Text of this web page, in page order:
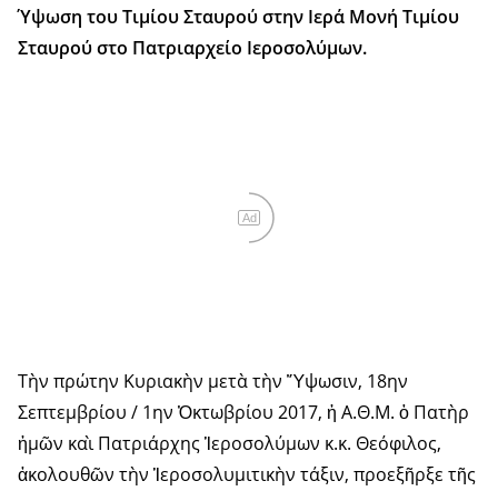
Ύψωση του Τιμίου Σταυρού στην Ιερά Μονή Τιμίου
Σταυρού στο Πατριαρχείο Ιεροσολύμων.
Ad
Τὴν πρώτην Κυριακὴν μετὰ τὴν Ὕψωσιν, 18ην
Σεπτεμβρίου / 1ην Ὀκτωβρίου 2017, ἡ Α.Θ.Μ. ὁ Πατὴρ
ἡμῶν καὶ Πατριάρχης Ἱεροσολύμων κ.κ. Θεόφιλος,
ἀκολουθῶν τὴν Ἱεροσολυμιτικὴν τάξιν, προεξῆρξε τῆς